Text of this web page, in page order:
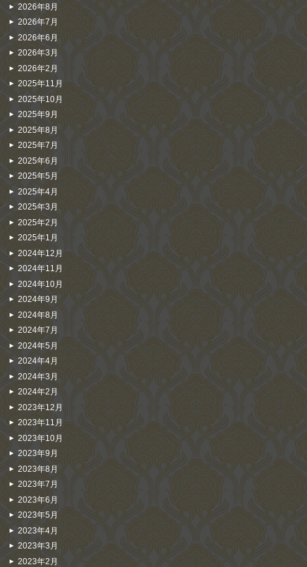
2026年8月
2026年7月
2026年6月
2026年3月
2026年2月
2025年11月
2025年10月
2025年9月
2025年8月
2025年7月
2025年6月
2025年5月
2025年4月
2025年3月
2025年2月
2025年1月
2024年12月
2024年11月
2024年10月
2024年9月
2024年8月
2024年7月
2024年5月
2024年4月
2024年3月
2024年2月
2023年12月
2023年11月
2023年10月
2023年9月
2023年8月
2023年7月
2023年6月
2023年5月
2023年4月
2023年3月
2023年2月